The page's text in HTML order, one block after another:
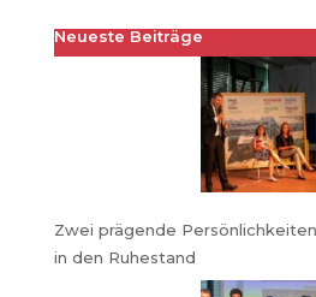
Neueste Beiträge
Zwei prägende
in den Ruhestand